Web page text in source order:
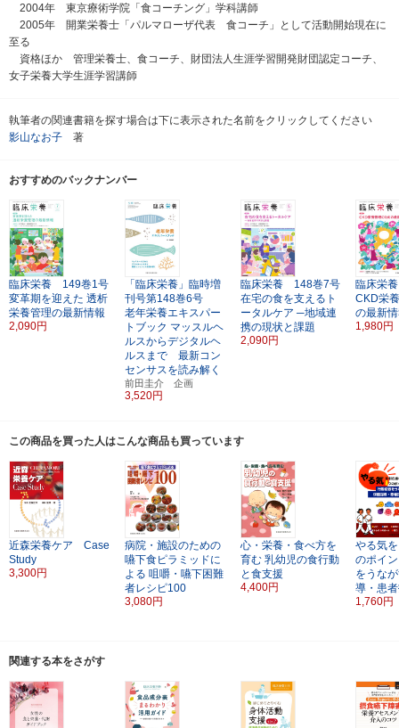
2004年 東京療術学院「食コーチング」学科講師
2005年 開業栄養士「パルマローザ代表 食コーチ」として活動開始現在に
至る
資格ほか 管理栄養士、食コーチ、財団法人生涯学習開発財団認定コーチ、
女子栄養大学生涯学習講師
執筆者の関連書籍を探す場合は下に表示された名前をクリックしてください
影山なお子 著
おすすめのバックナンバー
臨床栄養 149巻1号
変革期を迎えた 透析
栄養管理の最新情報
2,090円
「臨床栄養」臨時増
刊号第148巻6号
老年栄養エキスパー
トブック マッスルヘ
ルスからデジタルヘ
ルスまで 最新コン
センサスを読み解く
前田圭介 企画
3,520円
臨床栄養 148巻7号
在宅の食を支えるト
ータルケア ─地域連
携の現状と課題
2,090円
臨床栄
CKD栄
の最新
1,980円
この商品を買った人はこんな商品も買っています
近森栄養ケア Case
Study
3,300円
病院・施設のための
嚥下食ピラミッドに
よる 咀嚼・嚥下困難
者レシピ100
3,080円
心・栄養・食べ方を
育む 乳幼児の食行動
と食支援
4,400円
やる気
のポイ
をうな
導・患
1,760円
関連する本をさがす